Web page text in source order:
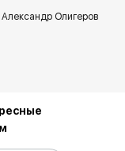
Александр Олигеров